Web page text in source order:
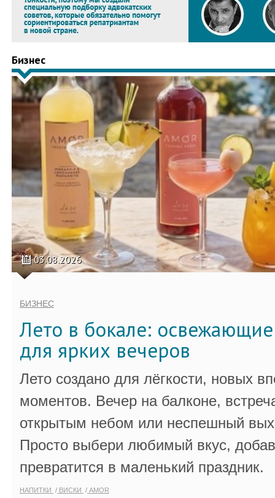
Бизнес
03.08.2026
БИЗНЕС
Лето в бокале:
для ярких вечеров
Лето создано для лёгкости, новых
моментов. Вечер на балконе,
открытым небом или неспешный
Просто выбери любимый вкус,
превратится в маленький праздник.
НАПИТКИ ВИСКИ AMOR